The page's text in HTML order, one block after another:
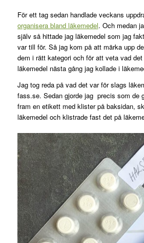
För ett tag sedan handlade veckans
organisera bland läkemedel. Och medan
själv så hittade jag läkemedel som jag
var till för. Så jag kom på att märka upp
dem i rätt kategori och för att veta vad
läkemedel nästa gång jag kollade i
Jag tog reda på vad det var för slags
fass.se. Sedan gjorde jag precis som de
fram en etikett med klister på baksidan,
läkemedel och klistrade fast det på